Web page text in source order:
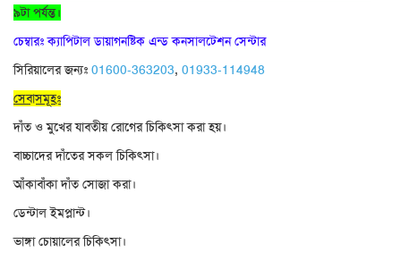
৯টা পর্যন্ত।
চেম্বারঃ ক্যাপিটাল ডায়াগনষ্টিক এন্ড কনসালটেশন সেন্টার
সিরিয়ালের জন্যঃ 01600-363203, 01933-114948
সেবাসমূহঃ
দাঁত ও মুখের যাবতীয় রোগের চিকিৎসা করা হয়।
বাচ্চাদের দাঁতের সকল চিকিৎসা।
আঁকাবাঁকা দাঁত সোজা করা।
ডেন্টাল ইমপ্লান্ট।
ভাঙ্গা চোয়ালের চিকিৎসা।